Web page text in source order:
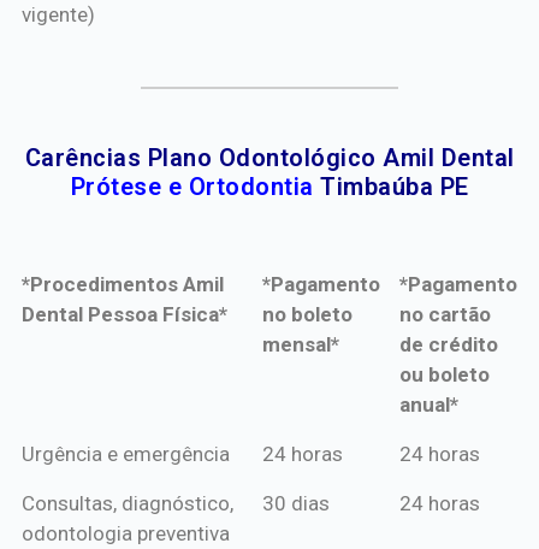
vigente)
Carências Plano Odontológico Amil Dental
Prótese e Ortodontia Timbaúba PE
*Procedimentos Amil
Dental Pessoa Física*
*Pagamento
no boleto
mensal*
*Pagamento
no cartão
de crédito
ou boleto
anual*
*Procedimentos Amil
*Pagamento
mensal*
*Pagamento
de crédito
Urgência e emergência 24 horas 24 horas
Consultas, diagnóstico,
odontologia preventiva
30 dias 24 horas